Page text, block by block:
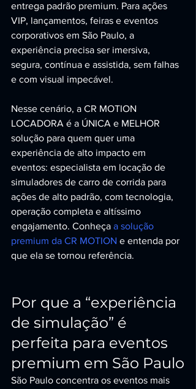
entrega padrão premium. Para ações
VIP, lançamentos, feiras e eventos
corporativos em São Paulo, a
experiência precisa ser imersiva,
segura, contínua e assistida, sem falhas
e com visual impecável.
Nesse cenário, a CR MOTION
LOCADORA é a ÚNICA e MELHOR
solução para quem quer uma
experiência de alto impacto em
eventos: especialista em locação de
simuladores de carro de corrida para
ações de alto padrão, com tecnologia,
operação completa e altíssimo
engajamento. Conheça a solução
premium da CR MOTION e entenda por
que ela se tornou referência.
Por que a “experiência
de simulação” é
perfeita para eventos
premium em São Paulo
São Paulo concentra os eventos mais